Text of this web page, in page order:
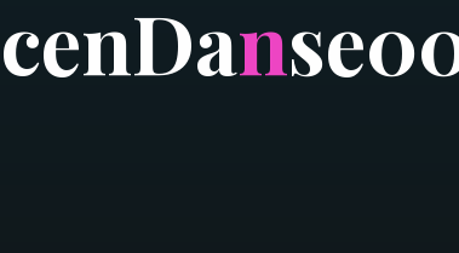
cenDanse0